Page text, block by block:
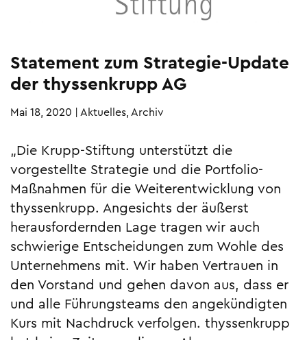
Statement zum Strategie-Update
der thyssenkrupp AG
Mai 18, 2020 |Aktuelles, Archiv
„Die Krupp-Stiftung unterstützt die
vorgestellte Strategie und die Portfolio-
Maßnahmen für die Weiterentwicklung von
thyssenkrupp. Angesichts der äußerst
herausfordernden Lage tragen wir auch
schwierige Entscheidungen zum Wohle des
Unternehmens mit. Wir haben Vertrauen in
den Vorstand und gehen davon aus, dass er
und alle Führungsteams den angekündigten
Kurs mit Nachdruck verfolgen. thyssenkrupp